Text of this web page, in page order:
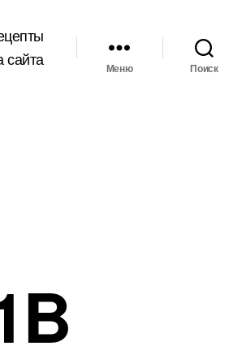
сайта Меню Поиск